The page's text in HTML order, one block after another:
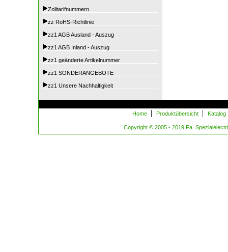
Zolltarifnummern
zz RoHS-Richtlinie
zz1 AGB Ausland - Auszug
zz1 AGB Inland - Auszug
zz1 geänderte Artikelnummer
zz1 SONDERANGEBOTE
zz1 Unsere Nachhaltigkeit
Home | Produktübersicht | Katalog
Copyright © 2005 - 2019 Fa.